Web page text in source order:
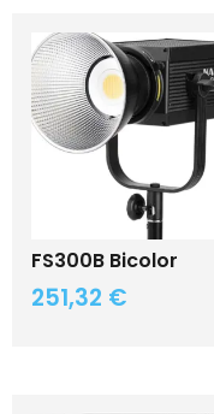
FS300B Bicolor
251,32 €